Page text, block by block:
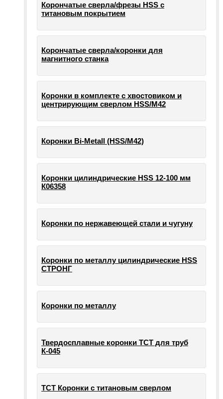
Корончатые сверла/фрезы HSS c
титановым покрытием
Корончатые сверла/коронки для
магнитного станка
Коронки в комплекте с хвостовиком и
центрирующим сверлом HSS/М42
Коронки Bi-Metall (HSS/М42)
Коронки цилиндрические HSS 12-100 мм
К06358
Коронки по нержавеющей стали и чугуну
Коронки по металлу цилиндрические HSS
СТРОНГ
Коронки по металлу
Твердосплавные коронки ТСТ для труб
К-045
ТСТ Коронки с титановым сверлом